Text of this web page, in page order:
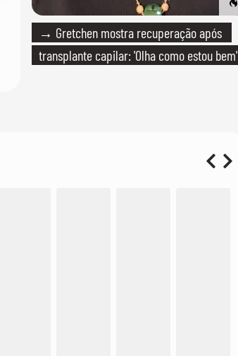
→ Gretchen mostra recuperação após
transplante capilar: 'Olha como estou bem'